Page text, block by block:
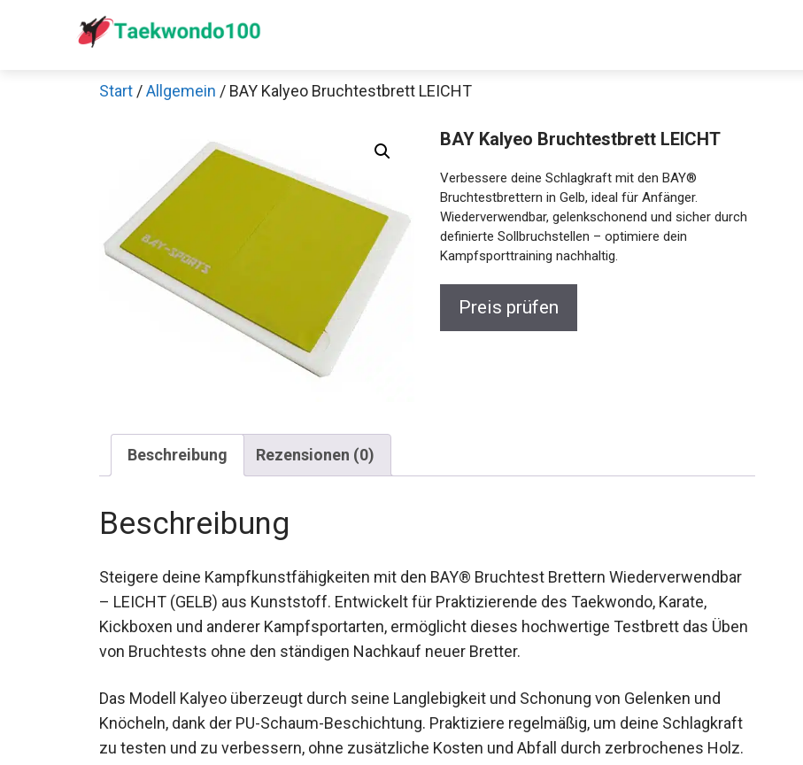
Start /Allgemein / BAY Kalyeo Bruchtestbrett LEICHT
BAY Kalyeo Bruchtestbrett LEICHT
Verbessere deine Schlagkraft mit den BAY®
Bruchtestbrettern in Gelb, ideal für Anfänger.
Wiederverwendbar, gelenkschonend und sicher durch
definierte Sollbruchstellen – optimiere dein
Kampfsporttraining nachhaltig.
Preis prüfen
Beschreibung Rezensionen (0)
Beschreibung
Steigere deine Kampfkunstfähigkeiten mit den BAY® Bruchtest Brettern Wiederverwendbar
– LEICHT (GELB) aus Kunststoff. Entwickelt für Praktizierende des Taekwondo, Karate,
Kickboxen und anderer Kampfsportarten, ermöglicht dieses hochwertige Testbrett das
Üben von Bruchtests ohne den ständigen Nachkauf neuer Bretter.
Das Modell Kalyeo überzeugt durch seine Langlebigkeit und Schonung von Gelenken und
Knöcheln, dank der PU-Schaum-Beschichtung. Praktiziere regelmäßig, um deine Schlagkraft
zu testen und zu verbessern, ohne zusätzliche Kosten und Abfall durch zerbrochenes Holz.
Jetzt anschauen